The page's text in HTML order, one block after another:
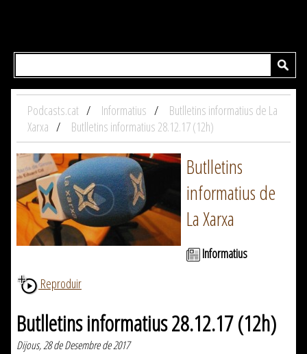
Podcasts.cat Informatius
Butlletins informatius de La
Xarxa
Butlletins informatius 28.12.17 (12h)
Butlletins
informatius de
La Xarxa
Informatius
Reproduir
Butlletins informatius 28.12.17 (12h)
Dijous, 28 de Desembre de 2017